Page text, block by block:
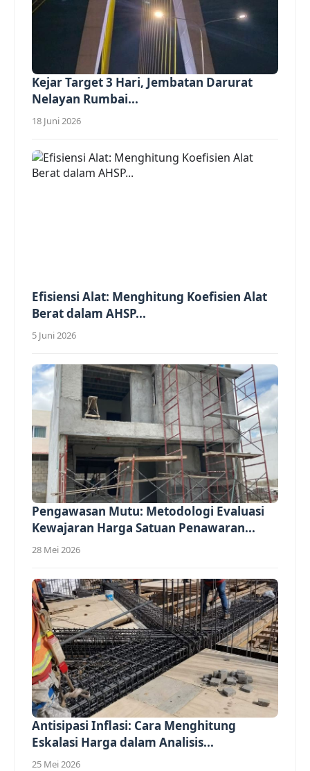
Kejar Target 3 Hari, Jembatan Darurat
Nelayan Rumbai...
18 Juni 2026
Efisiensi Alat: Menghitung Koefisien Alat
Berat dalam AHSP...
5 Juni 2026
Pengawasan Mutu: Metodologi Evaluasi
Kewajaran Harga Satuan Penawaran...
28 Mei 2026
Antisipasi Inflasi: Cara Menghitung
Eskalasi Harga dalam Analisis...
25 Mei 2026